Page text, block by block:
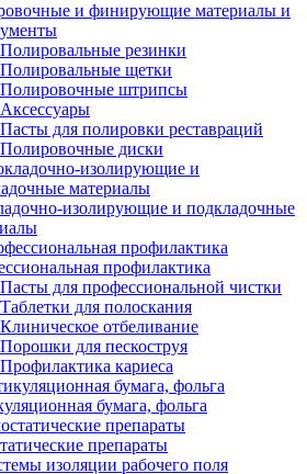
и финирующие материалы и
Полировальные резинки
Полировальные щетки
Полировочные штрипсы
Аксессуары
Пасты для полировки реставраций
Полировочные диски
изолирующие и подкладочные
профилактика
Пасты для профессиональной чистки
Таблетки для полоскания
Клиническое отбеливание
Порошки для пескоструя
Профилактика кариеса
бумага, фольга
препараты